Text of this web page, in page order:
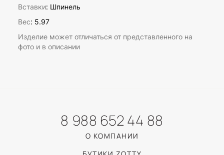
Вставки: Шпинель
Вес: 5.97
Изделие может отличаться от представленного на
фото и в описании
8 988 652 44 88
О КОМПАНИИ